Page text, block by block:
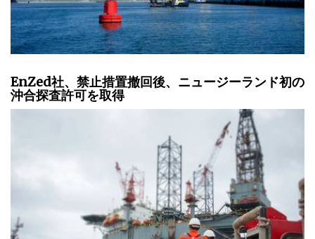
EnZed社、禁止措置撤回後、ニュージーランド初の
沖合探査許可を取得